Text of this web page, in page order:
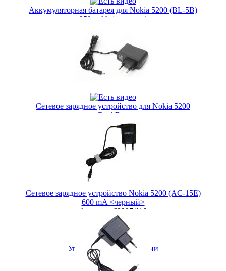
Аккумуляторная батарея для Nokia 5200 (BL-5B)
950 mAh (премиум)
Наличие:
ЕСТЬ
Купить в 1 клик
Сетевое зарядное устройство для Nokia 5200
RockBox
Артикул: 78453/19
499 руб.
Наличие:
ЕСТЬ
Купить в 1 клик
Сетевое зарядное устройство Nokia 5200 (AC-15E)
600 mA <черный>
Артикул:
63307/116
249 руб.
Наличие:
НЕТ
Оформить предзаказ
Уведомить о поступлении